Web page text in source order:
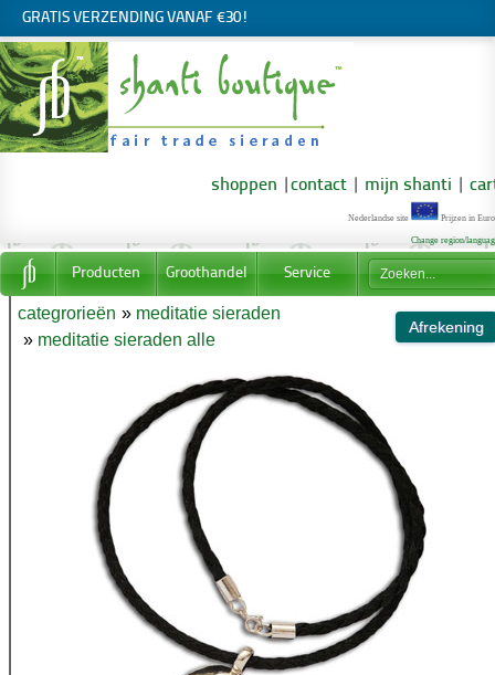
GRATIS VERZENDING VANAF €30!
shoppen contact mijn shanti
Nederlandse site Prijzen in
Change region/
Producten Groothandel Service
categrorieën » meditatie sieraden
» meditatie sieraden alle